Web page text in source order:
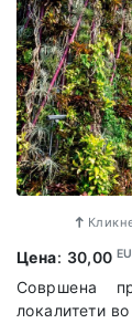
Цена: 30,00
Совршена
локалитети